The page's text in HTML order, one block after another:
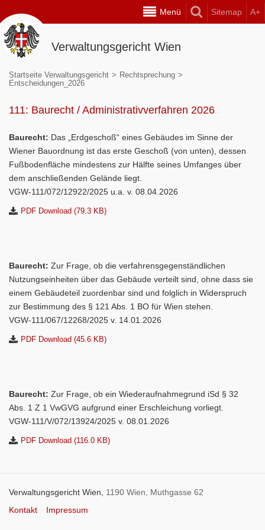
Menü Sitemap A+
Verwaltungsgericht Wien
Startseite Verwaltungsgericht > Rechtsprechung >
Entscheidungen_2026
111: Baurecht / Administrativverfahren 2026
Baurecht: Das „Erdgeschoß“ eines Gebäudes im Sinne der
Wiener Bauordnung ist das erste Geschoß (von unten), dessen
Fußbodenfläche mindestens zur Hälfte seines Umfanges über
dem anschließenden Gelände liegt.
VGW-111/072/12922/2025 u.a. v. 08.04.2026
PDF Download (79.3 KB)
Baurecht: Zur Frage, ob die verfahrensgegenständlichen
Nutzungseinheiten über das Gebäude verteilt sind, ohne dass sie
einem Gebäudeteil zuordenbar sind und folglich in Widerspruch
zur Bestimmung des § 121 Abs. 1 BO für Wien stehen.
VGW-111/067/12268/2025 v. 14.01.2026
PDF Download (45.6 KB)
Baurecht: Zur Frage, ob ein Wiederaufnahmegrund iSd § 32
Abs. 1 Z 1 VwGVG aufgrund einer Erschleichung vorliegt.
VGW-111/V/072/13924/2025 v. 08.01.2026
PDF Download (116.0 KB)
Verwaltungsgericht Wien,
1190 Wien, Muthgasse 62
Kontakt
Impressum